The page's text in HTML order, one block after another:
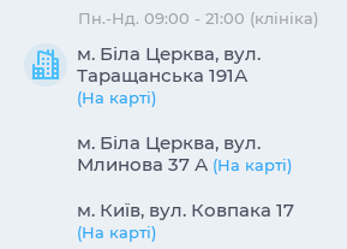
м. Біла Церква, вул.
Таращанська 191А
(На карті)
м. Біла Церква, вул.
Млинова 37 А (На карті)
м. Київ, вул. Ковпака 17
(На карті)
Пн.-Нд. 09:00 - 21:00 (клініка)